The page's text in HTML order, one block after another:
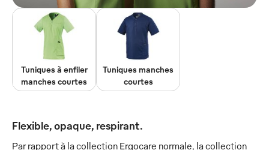
Tuniques à enfiler
manches courtes
Tuniques manches
courtes
Flexible, opaque, respirant.
Par rapport à la collection Ergocare normale, la collection